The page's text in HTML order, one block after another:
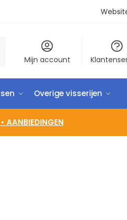
Mijn account
Overige visserijen
AANBIEDINGEN